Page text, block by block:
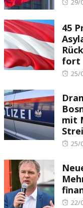
29/
45
fort
25/
mit
25/
22/